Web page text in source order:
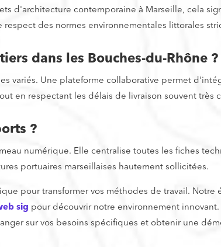
d'architecture contemporaine à Marseille, cela
des normes environnementales littorales
dans les Bouches-du-Rhône ?
variés. Une plateforme collaborative permet
en respectant les délais de livraison souvent très
?
numérique. Elle centralise toutes les fiches
portuaires marseillaises hautement sollicitées.
pour transformer vos méthodes de travail.
sig pour découvrir notre environnement
sur vos besoins spécifiques et obtenir une